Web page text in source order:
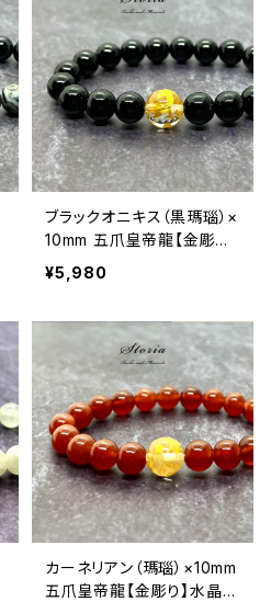
ブラックオニキス（黒瑪瑙）×
10mm 五爪皇帝龍【金彫り】
水晶 ブレスレット
¥5,980
カーネリアン（瑪瑙）×10mm
五爪皇帝龍【金彫り】水晶